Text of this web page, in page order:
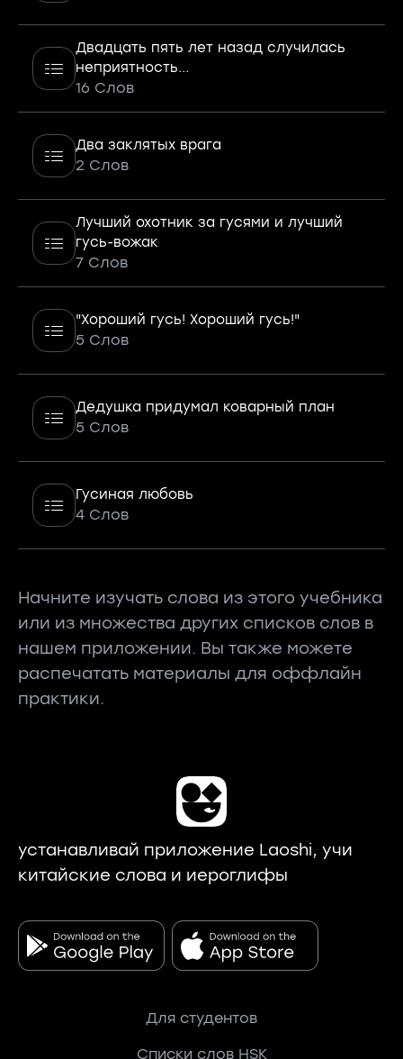
Двадцать пять лет назад случилась
неприятность...
16 Слов
Два заклятых врага
2 Слов
Лучший охотник за гусями и лучший
гусь-вожак
7 Слов
"Хороший гусь! Хороший гусь!"
5 Слов
Дедушка придумал коварный план
5 Слов
Гусиная любовь
4 Слов
Начните изучать слова из этого учебника
или из множества других списков слов в
нашем приложении. Вы также можете
распечатать материалы для оффлайн
практики.
устанавливай приложение Laoshi, учи
китайские слова и иероглифы
Для студентов
Списки слов HSK